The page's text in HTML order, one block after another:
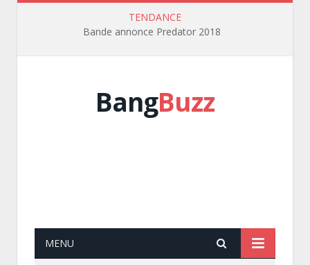
TENDANCE
Bande annonce Predator 2018
BangBuzz
MENU